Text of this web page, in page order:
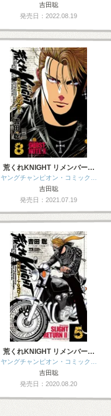
吉田聡
発売日：2022.08.19
荒くれKNIGHT リメンバー…
ヤングチャンピオン・コミック…
吉田聡
発売日：2021.07.19
荒くれKNIGHT リメンバー…
ヤングチャンピオン・コミック…
吉田聡
発売日：2020.08.20